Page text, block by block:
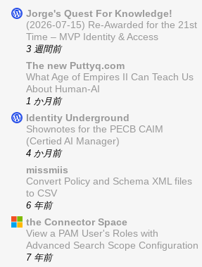
Jorge's Quest For Knowledge!
(2026-07-15) Re-Awarded for the 21st
Time – MVP Identity & Access
3 週間前
The new Puttyq.com
What Age of Empires II Can Teach Us
About Human-AI
1 か月前
Identity Underground
Shownotes for the PECB CAIM
(Certied AI Manager)
4 か月前
missmiis
Convert Policy and Schema XML files
to CSV
6 年前
the Connector Space
View a PAM User's Roles with
Advanced Search Scope Configuration
7 年前